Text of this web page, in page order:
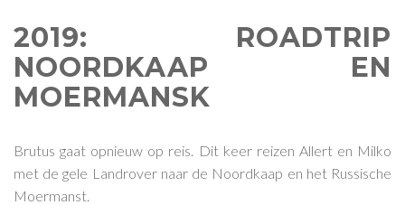
2019: ROADTRIP
NOORDKAAP EN
MOERMANSK
Brutus gaat opnieuw op reis. Dit keer reizen Allert en Milko
met de gele Landrover naar de Noordkaap en het Russische
Moermanst.